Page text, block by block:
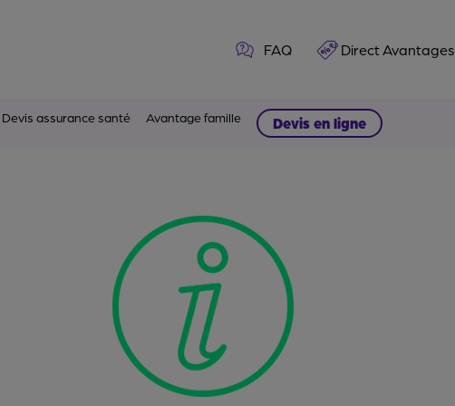
Devis assurance santé Avantage famille Devis en ligne
FAQ Direct Avantages